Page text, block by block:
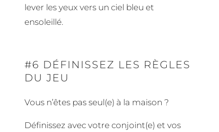
lever les yeux vers un ciel bleu et
ensoleillé.
#6 DÉFINISSEZ LES RÈGLES
DU JEU
Vous n’êtes pas seul(e) à la maison ?
Définissez avec votre conjoint(e) et vos